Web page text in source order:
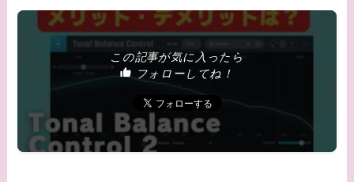
この記事が気に入ったら
フォローしてね！